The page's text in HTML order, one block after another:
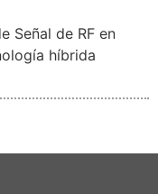
Señal de RF en
híbrida